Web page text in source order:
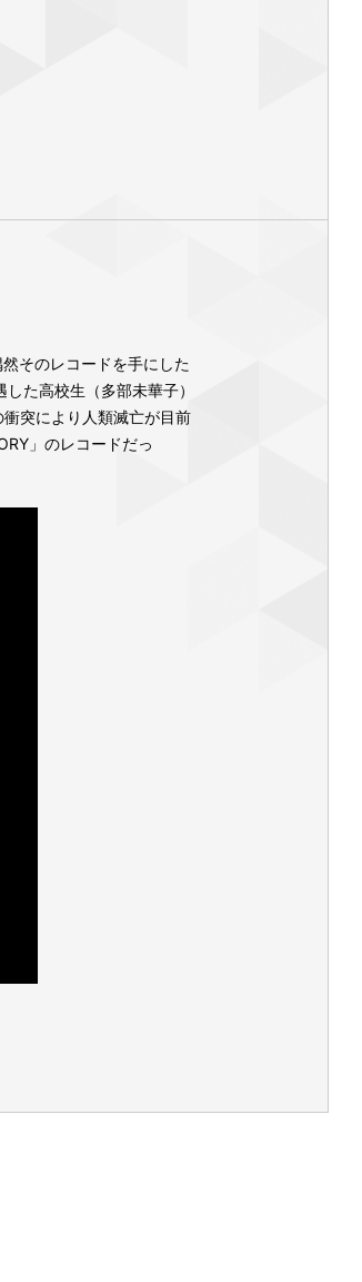
そのレコードを手にした
た高校生（多部未華子）
突により人類滅亡が目前
」のレコードだっ